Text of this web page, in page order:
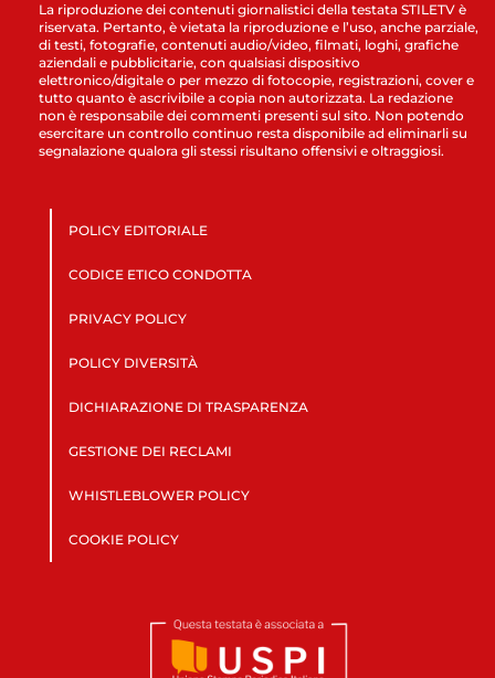
La riproduzione dei contenuti giornalistici della testata STILETV è
riservata. Pertanto, è vietata la riproduzione e l’uso, anche parziale,
di testi, fotografie, contenuti audio/video, filmati, loghi, grafiche
aziendali e pubblicitarie, con qualsiasi dispositivo
elettronico/digitale o per mezzo di fotocopie, registrazioni, cover e
tutto quanto è ascrivibile a copia non autorizzata. La redazione
non è responsabile dei commenti presenti sul sito. Non potendo
esercitare un controllo continuo resta disponibile ad eliminarli su
segnalazione qualora gli stessi risultano offensivi e oltraggiosi.
POLICY EDITORIALE
CODICE ETICO CONDOTTA
PRIVACY POLICY
POLICY DIVERSITÀ
DICHIARAZIONE DI TRASPARENZA
GESTIONE DEI RECLAMI
WHISTLEBLOWER POLICY
COOKIE POLICY